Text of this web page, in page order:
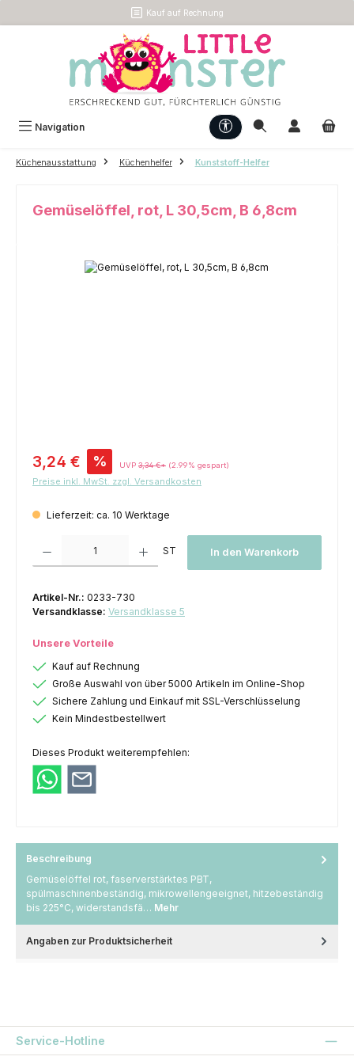
Kauf auf Rechnung
Navigation Werkzeugleiste anzeigen
Küchenausstattung Küchenhelfer Kunststoff-Helfer
Gemüselöffel, rot, L 30,5cm, B 6,8cm
Bildergalerie überspringen
Verkaufspreis:
3,24 € % UVP 3,34 €* (2.99% gespart)
Preise inkl. MwSt. zzgl. Versandkosten
Lieferzeit: ca. 10 Werktage
ST In den Warenkorb
Artikel-Nr.: 0233-730
Versandklasse: Versandklasse 5
Unsere Vorteile
Kauf auf Rechnung
Große Auswahl von über 5000 Artikeln im Online-Shop
Sichere Zahlung und Einkauf mit SSL-Verschlüsselung
Kein Mindestbestellwert
Dieses Produkt weiterempfehlen:
Beschreibung
Gemüselöffel rot, faserverstärktes PBT,
spülmaschinenbeständig, mikrowellengeeignet, hitzebeständig
bis 225°C, widerstandsfä… Mehr
Angaben zur Produktsicherheit
Service-Hotline